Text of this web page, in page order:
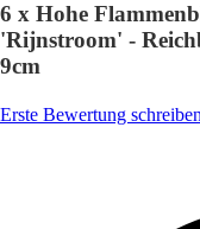
6 x Hohe
'Rijnstroom' -
9cm
Erste Bewertung schreiben